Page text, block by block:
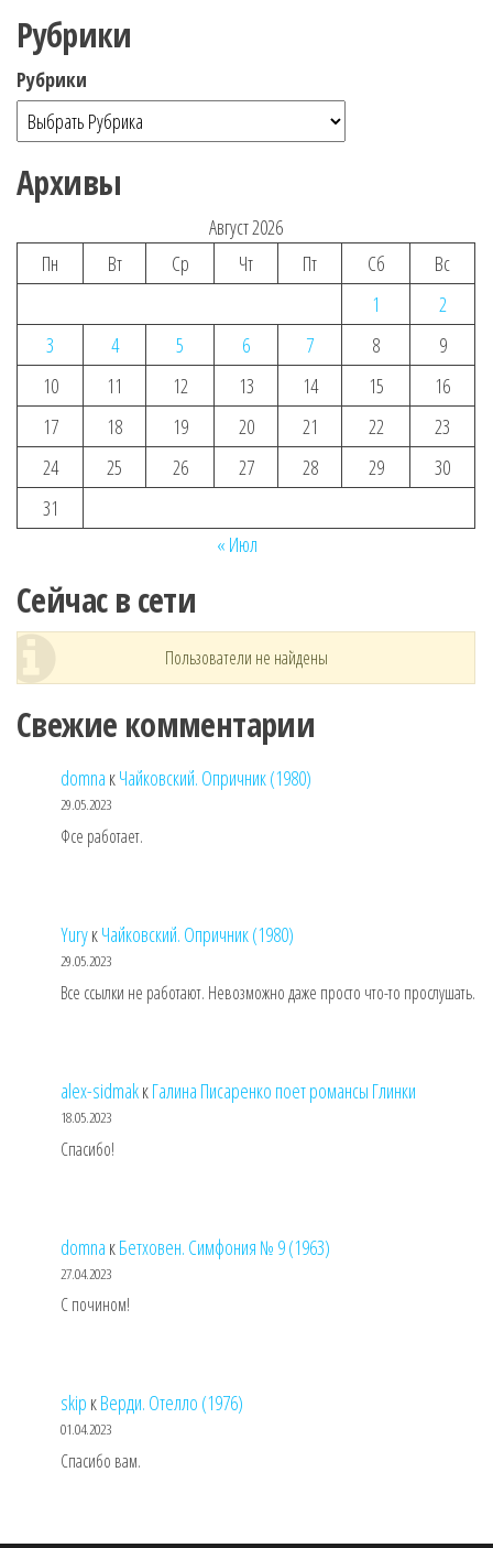
Рубрики
Рубрики
Архивы
Август 2026
Пн
Вт Ср Чт Пт Сб
Вс
1
2
3
4 5 6 7 8
9
10
11 12 13 14 15
16
17
18 19 20 21 22
23
24
25 26 27 28 29
30
31
« Июл
Сейчас в сети
Пользователи не найдены
Свежие комментарии
domna кЧайковский. Опричник (1980)
29.05.2023
Фсе работает.
YuryкЧайковский. Опричник (1980)
29.05.2023
Все ссылки не работают. Невозможно даже просто что-то прослушать.
alex-sidmakкГалина Писаренко поет романсы Глинки
18.05.2023
Спасибо!
domna кБетховен. Симфония № 9 (1963)
27.04.2023
С почином!
skip кВерди. Отелло (1976)
01.04.2023
Спасибо вам.